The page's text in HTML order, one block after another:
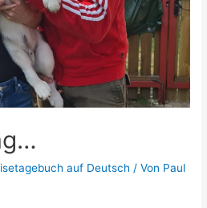
auf Deutsch / Von Paul